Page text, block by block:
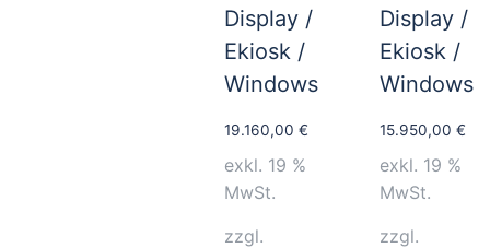
Display /
Ekiosk /
Windows
19.160,00 €
exkl. 19 %
MwSt.
zzgl.
Display /
Ekiosk /
Windows
15.950,00€
exkl. 19 %
MwSt.
zzgl.